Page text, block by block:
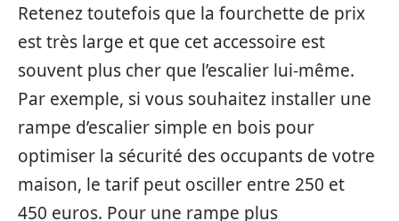
Retenez toutefois que la fourchette de prix
est très large et que cet accessoire est
souvent plus cher que l’escalier lui-même.
Par exemple, si vous souhaitez installer une
rampe d’escalier simple en bois pour
optimiser la sécurité des occupants de votre
maison, le tarif peut osciller entre 250 et
450 euros. Pour une rampe plus